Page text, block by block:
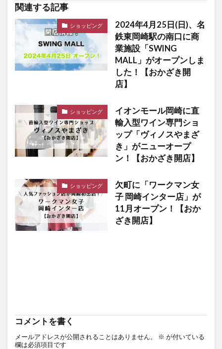
関連する記事
ショッピング
2024年4月25日(日)、名
鉄東岡崎駅の南口に商
業施設「SWING
MALL」がオープンしま
した！【おかざき開
店】
ショッピング
イオンモール岡崎に直
輸入型ワイン専門ショ
ップ「ヴィノスやまざ
き」がニューオープ
ン！【おかざき開店】
ショッピング
欠町に「ワークマン女
子 岡崎インター店」が
11月オープン！【おか
ざき開店】
コメントを書く
メールアドレスが公開されることはありません。 ※ が付いている
欄は必須項目です